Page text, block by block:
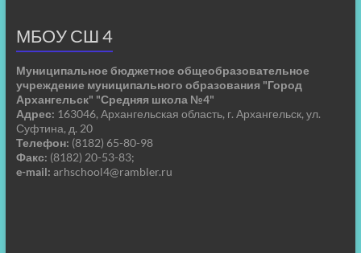
МБОУ СШ 4
Муниципальное бюджетное общеобразовательное
учреждение муниципального образования "Город
Архангельск" "Средняя школа №4"
Адрес: 163046, Архангельская область, г. Архангельск, ул.
Суфтина, д. 20
Телефон: (8182) 65-80-98
Факс: (8182) 20-53-83;
e-mail: arhschool4@rambler.ru